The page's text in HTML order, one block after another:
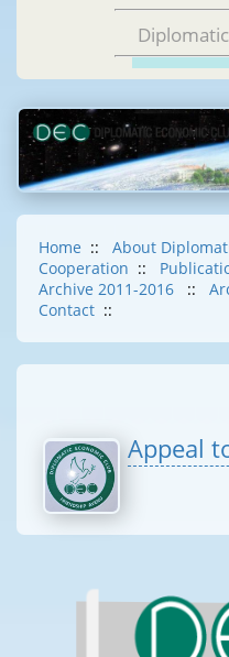
Home :: About
Cooperation ::
Archive 2011-2016
::
Contact ::
Appeal